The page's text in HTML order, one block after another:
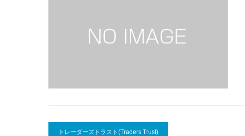
トレーダーズトラスト(Traders Trust)